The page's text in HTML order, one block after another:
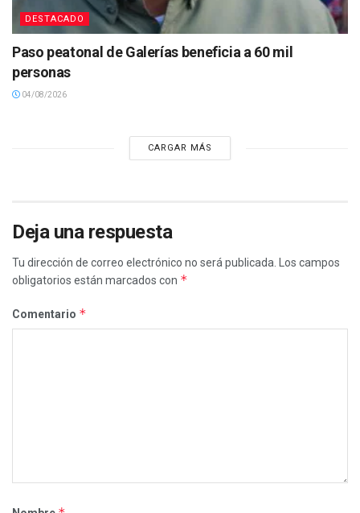
DESTACADO
Paso peatonal de Galerías beneficia a 60 mil
personas
04/08/2026
CARGAR MÁS
Deja una respuesta
Tu dirección de correo electrónico no será publicada.
Los campos
obligatorios están marcados con *
Comentario *